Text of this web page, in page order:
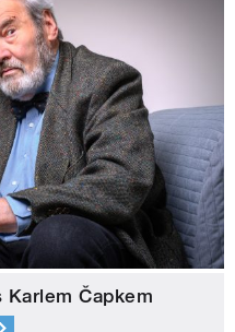
Karlem Čapkem